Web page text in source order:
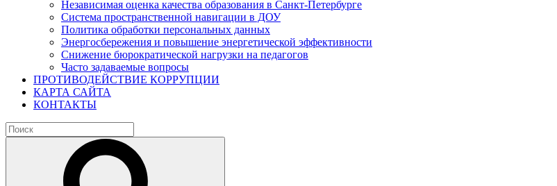
Независимая оценка качества образования в Санкт-Петербурге
Система пространственной навигации в ДОУ
Политика обработки персональных данных
Энергосбережения и повышение энергетической эффективности
Снижение бюрократической нагрузки на педагогов
Часто задаваемые вопросы
ПРОТИВОДЕЙСТВИЕ КОРРУПЦИИ
КАРТА САЙТА
КОНТАКТЫ